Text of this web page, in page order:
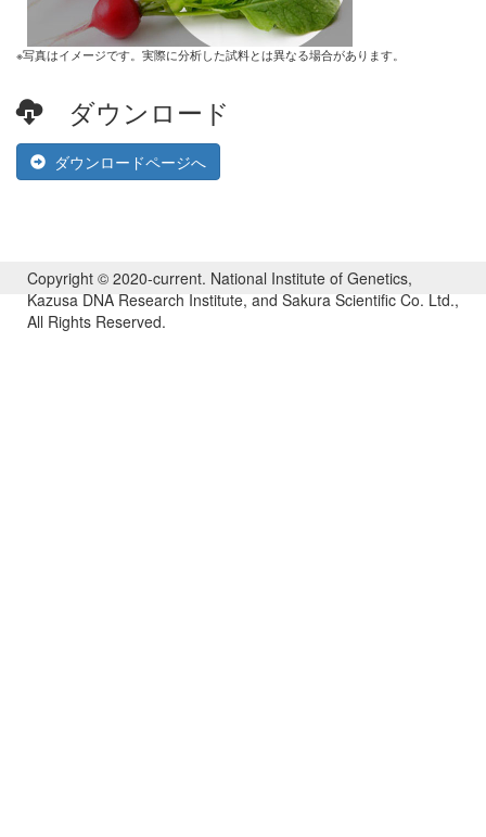
※写真はイメージです。実際に分析した試料とは異なる場合があります。
ダウンロード
ダウンロードページへ
Copyright © 2020-current. National Institute of Genetics,
Kazusa DNA Research Institute, and Sakura Scientific Co. Ltd.,
All Rights Reserved.